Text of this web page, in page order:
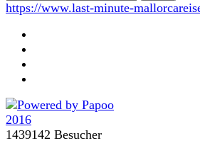
https://www.last-minute-
1439142 Besucher